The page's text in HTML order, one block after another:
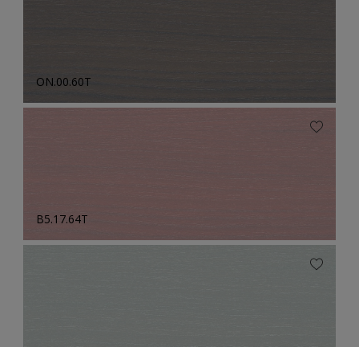
ON.00.60T
B5.17.64T